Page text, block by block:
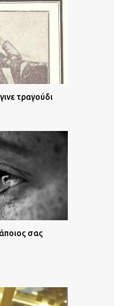
τραγούδι
σας